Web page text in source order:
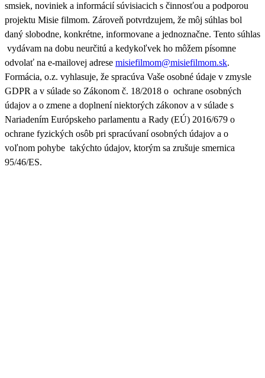
smsiek, noviniek a informácií súvisiacich s činnosťou a podporou
projektu Misie filmom. Zároveň potvrdzujem, že môj súhlas bol
daný slobodne, konkrétne, informovane a jednoznačne. Tento súhlas
vydávam na dobu neurčitú a kedykoľvek ho môžem písomne
odvolať na e-mailovej adrese misiefilmom@misiefilmom.sk.
Formácia, o.z. vyhlasuje, že spracúva Vaše osobné údaje v zmysle
GDPR a v súlade so Zákonom č. 18/2018 o ochrane osobných
údajov a o zmene a doplnení niektorých zákonov a v súlade s
Nariadením Európskeho parlamentu a Rady (EÚ) 2016/679 o
ochrane fyzických osôb pri spracúvaní osobných údajov a o
voľnom pohybe takýchto údajov, ktorým sa zrušuje smernica
95/46/ES.